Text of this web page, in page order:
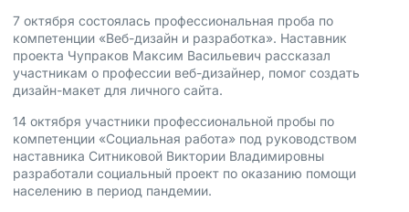
7 октября состоялась профессиональная проба по
компетенции «Веб-дизайн и разработка». Наставник
проекта Чупраков Максим Васильевич рассказал
участникам о профессии веб-дизайнер, помог создать
дизайн-макет для личного сайта.
14 октября участники профессиональной пробы по
компетенции «Социальная работа» под руководством
наставника Ситниковой Виктории Владимировны
разработали социальный проект по оказанию помощи
населению в период пандемии.